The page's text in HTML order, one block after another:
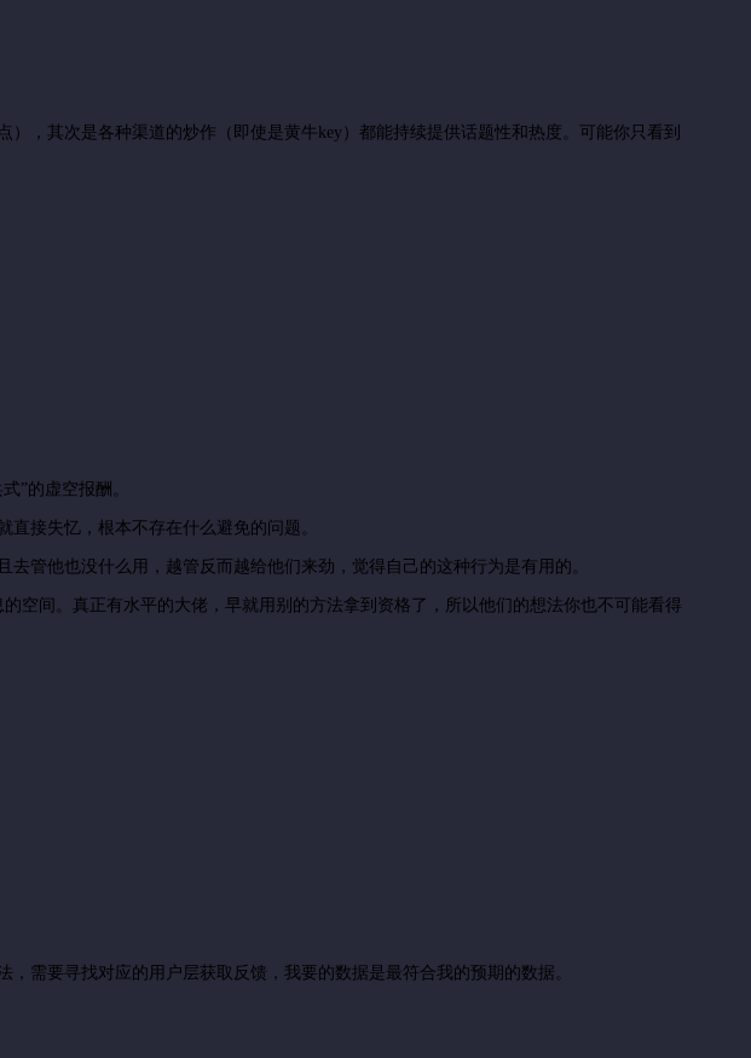
，其次是各种渠道的炒作（即使是黄牛key）都能持续提供话题性和热度。可能你只看到
”的虚空报酬。
接失忆，根本不存在什么避免的问题。
且去管他也没什么用，越管反而越给他们来劲，觉得自己的这种行为是有用的。
空间。真正有水平的大佬，早就用别的方法拿到资格了，所以他们的想法你也不可能看得
需要寻找对应的用户层获取反馈，我要的数据是最符合我的预期的数据。